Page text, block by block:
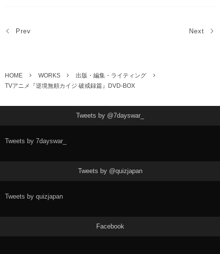
Prev Next
HOME WORKS
出版・編集・ライティング
TVアニメ『逆境無頼カイジ 破戒録篇』DVD-BOX
Tweets by @7dayswar_
Tweets by 7dayswar_
Tweets by @quizjapan
Tweets by quizjapan
Facebook